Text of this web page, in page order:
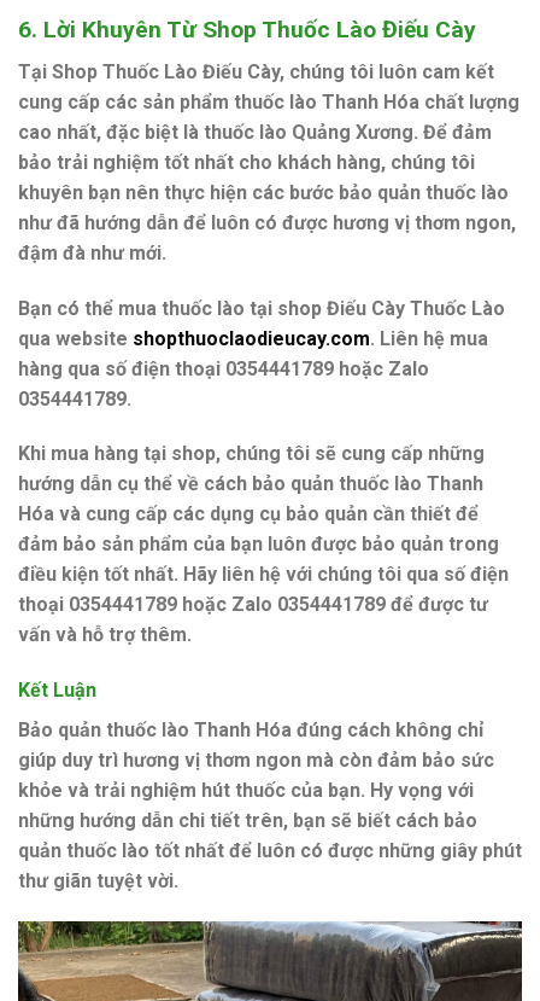
6. Lời Khuyên Từ Shop Thuốc Lào Điếu Cày
Tại Shop Thuốc Lào Điếu Cày, chúng tôi luôn cam kết
cung cấp các sản phẩm thuốc lào Thanh Hóa chất lượng
cao nhất, đặc biệt là thuốc lào Quảng Xương. Để đảm
bảo trải nghiệm tốt nhất cho khách hàng, chúng tôi
khuyên bạn nên thực hiện các bước bảo quản thuốc lào
như đã hướng dẫn để luôn có được hương vị thơm ngon,
đậm đà như mới.
Bạn có thể mua thuốc lào tại shop Điếu Cày Thuốc Lào
qua website shopthuoclaodieucay.com. Liên hệ mua
hàng qua số điện thoại 0354441789 hoặc Zalo
0354441789.
Khi mua hàng tại shop, chúng tôi sẽ cung cấp những
hướng dẫn cụ thể về cách bảo quản thuốc lào Thanh
Hóa và cung cấp các dụng cụ bảo quản cần thiết để
đảm bảo sản phẩm của bạn luôn được bảo quản trong
điều kiện tốt nhất. Hãy liên hệ với chúng tôi qua số điện
thoại 0354441789 hoặc Zalo 0354441789 để được tư
vấn và hỗ trợ thêm.
Kết Luận
Bảo quản thuốc lào Thanh Hóa đúng cách không chỉ
giúp duy trì hương vị thơm ngon mà còn đảm bảo sức
khỏe và trải nghiệm hút thuốc của bạn. Hy vọng với
những hướng dẫn chi tiết trên, bạn sẽ biết cách bảo
quản thuốc lào tốt nhất để luôn có được những giây phút
thư giãn tuyệt vời.